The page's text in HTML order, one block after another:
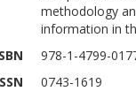
methodology
information in
978-1-4799-
0743-1619